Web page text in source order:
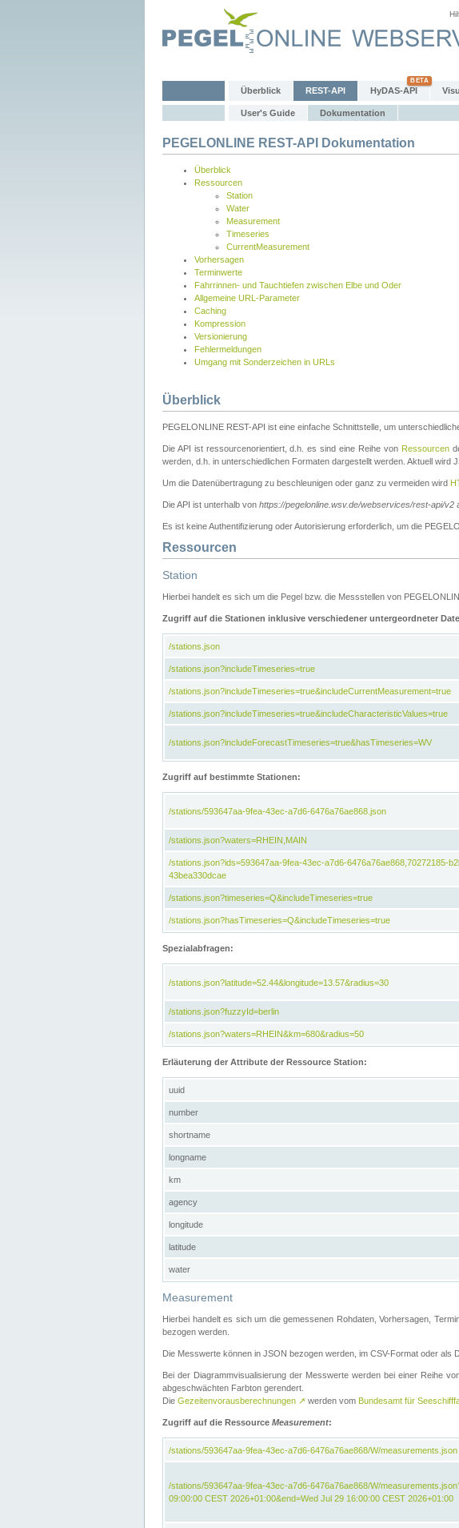
Überblick REST-API HyDAS-API
User's Guide Dokumentation
PEGELONLINE REST-API Dokumentation
Überblick
Ressourcen
Station
Water
Measurement
Timeseries
CurrentMeasurement
Vorhersagen
Terminwerte
Fahrrinnen- und Tauchtiefen zwischen Elbe und Oder
Allgemeine URL-Parameter
Caching
Kompression
Versionierung
Fehlermeldungen
Umgang mit Sonderzeichen in URLs
Überblick
PEGELONLINE REST-API ist eine einfache Schnittstelle, um
Die API ist ressourcenorientiert, d.h. es sind eine Reihe von Ressourcen
werden, d.h. in unterschiedlichen Formaten dargestellt werden. Aktuell
Um die Datenübertragung zu beschleunigen oder ganz zu vermeiden wird
Die API ist unterhalb von https://pegelonline.wsv.de/webservices/rest-api/v2
Es ist keine Authentifizierung oder Autorisierung erforderlich, um die
Ressourcen
Station
Hierbei handelt es sich um die Pegel bzw. die Messstellen von
Zugriff auf die Stationen inklusive verschiedener untergeordneter
/stations.json
/stations.json?includeTimeseries=true
/stations.json?includeTimeseries=true&includeCurrentMeasurement=true
/stations.json?includeTimeseries=true&includeCharacteristicValues=true
/stations.json?includeForecastTimeseries=true&hasTimeseries=WV
Zugriff auf bestimmte Stationen:
/stations/593647aa-9fea-43ec-a7d6-6476a76ae868.json
/stations.json?waters=RHEIN,MAIN
/stations.json?ids=593647aa-9fea-43ec-a7d6-6476a76ae868,70272185-
43bea330dcae
/stations.json?timeseries=Q&includeTimeseries=true
/stations.json?hasTimeseries=Q&includeTimeseries=true
Spezialabfragen:
/stations.json?latitude=52.44&longitude=13.57&radius=30
/stations.json?fuzzyId=berlin
/stations.json?waters=RHEIN&km=680&radius=50
Erläuterung der Attribute der Ressource Station:
uuid
number
shortname
longname
km
agency
longitude
latitude
water
Measurement
Hierbei handelt es sich um die gemessenen Rohdaten, Vorhersagen,
bezogen werden.
Die Messwerte können in JSON bezogen werden, im CSV-Format oder als
Bei der Diagrammvisualisierung der Messwerte werden bei einer Reihe
abgeschwächten Farbton gerendert.
Die Gezeitenvorausberechnungen ↗ werden vom Bundesamt für
Zugriff auf die Ressource Measurement:
/stations/593647aa-9fea-43ec-a7d6-6476a76ae868/W/measurements.json
/stations/593647aa-9fea-43ec-a7d6-6476a76ae868/W/
09:00:00 CEST 2026+01:00&end=Wed Jul 29 16:00:00 CEST 2026+01:00